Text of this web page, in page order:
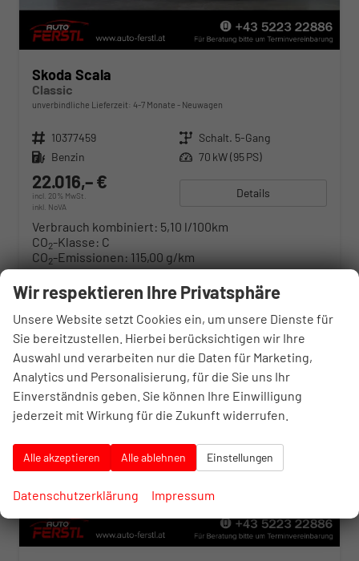
Skoda Scala
Classic
unverbindliche Lieferzeit: 4-7 Monate Neuwagen
Fahrzeugnr. 10377459 Getriebe Schalt. 5-Gang
Kraftstoff Benzin Leistung 70 kW (95 PS)
22.016,– €
incl. 20% MwSt.
inkl. NoVA
Details
Verbrauch kombiniert: 5,10 l/100km
CO2-Klasse: C
CO2-Emissionen: 115,00 g/km
Wir respektieren Ihre Privatsphäre
Unsere Website setzt Cookies ein, um unsere Dienste für
Sie bereitzustellen. Hierbei berücksichtigen wir Ihre
Auswahl und verarbeiten nur die Daten für Marketing,
Analytics und Personalisierung, für die Sie uns Ihr
Einverständnis geben. Sie können Ihre Einwilligung
jederzeit mit Wirkung für die Zukunft widerrufen.
Alle akzeptieren Alle ablehnen Einstellungen
Datenschutzerklärung Impressum